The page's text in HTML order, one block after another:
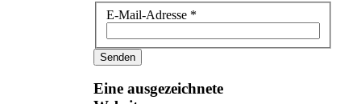
E-Mail-Adresse *
Senden
Eine ausgezeichnete